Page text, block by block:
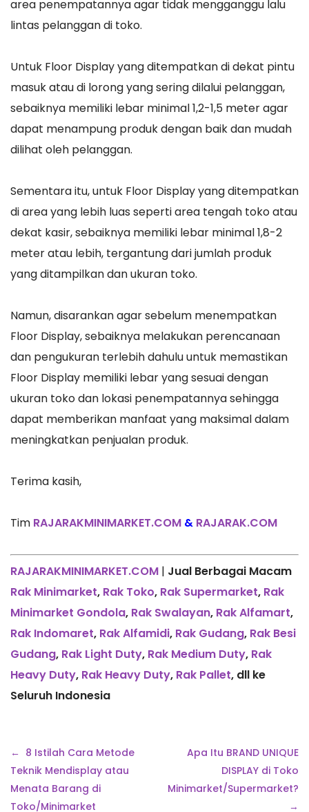
area penempatannya agar tidak mengganggu lalu
lintas pelanggan di toko.
Untuk Floor Display yang ditempatkan di dekat pintu
masuk atau di lorong yang sering dilalui pelanggan,
sebaiknya memiliki lebar minimal 1,2-1,5 meter agar
dapat menampung produk dengan baik dan mudah
dilihat oleh pelanggan.
Sementara itu, untuk Floor Display yang ditempatkan
di area yang lebih luas seperti area tengah toko atau
dekat kasir, sebaiknya memiliki lebar minimal 1,8-2
meter atau lebih, tergantung dari jumlah produk
yang ditampilkan dan ukuran toko.
Namun, disarankan agar sebelum menempatkan
Floor Display, sebaiknya melakukan perencanaan
dan pengukuran terlebih dahulu untuk memastikan
Floor Display memiliki lebar yang sesuai dengan
ukuran toko dan lokasi penempatannya sehingga
dapat memberikan manfaat yang maksimal dalam
meningkatkan penjualan produk.
Terima kasih,
Tim RAJARAKMINIMARKET.COM & RAJARAK.COM
RAJARAKMINIMARKET.COM | Jual Berbagai Macam
Rak Minimarket, Rak Toko, Rak Supermarket, Rak
Minimarket Gondola, Rak Swalayan, Rak Alfamart,
Rak Indomaret, Rak Alfamidi, Rak Gudang, Rak Besi
Gudang, Rak Light Duty, Rak Medium Duty, Rak
Heavy Duty, Rak Heavy Duty, Rak Pallet, dll ke
Seluruh Indonesia
Navigasi
pos
8 Istilah Cara Metode
Teknik Mendisplay atau
Menata Barang di
Toko/Minimarket
Apa Itu BRAND UNIQUE
DISPLAY di Toko
Minimarket/Supermarket?